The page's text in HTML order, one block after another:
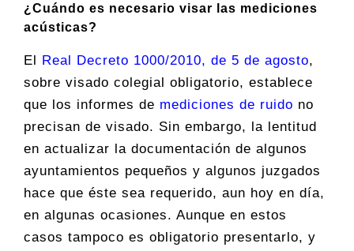
¿Cuándo es necesario visar las mediciones
acústicas?
El Real Decreto 1000/2010, de 5 de agosto,
sobre visado colegial obligatorio, establece
que los informes de mediciones de ruido no
precisan de visado. Sin embargo, la lentitud
en actualizar la documentación de algunos
ayuntamientos pequeños y algunos juzgados
hace que éste sea requerido, aun hoy en día,
en algunas ocasiones. Aunque en estos
casos tampoco es obligatorio presentarlo, y